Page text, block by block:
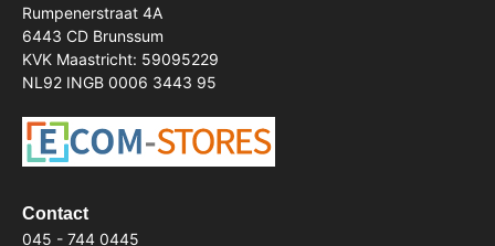
Rumpenerstraat 4A
6443 CD Brunssum
KVK Maastricht: 59095229
NL92 INGB 0006 3443 95
Contact
045 - 744 0445